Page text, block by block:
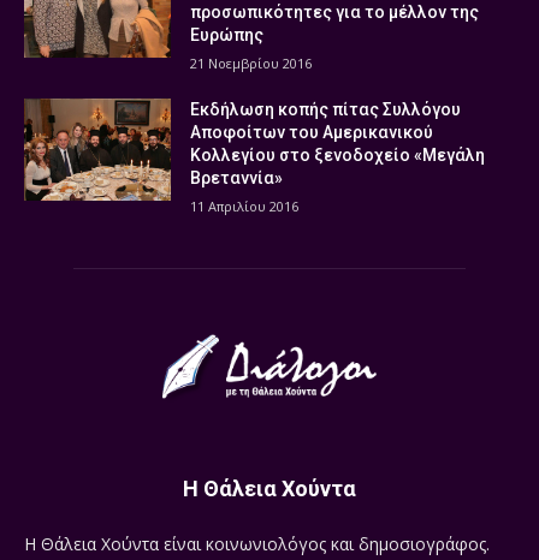
προσωπικότητες για το μέλλον της
Ευρώπης
21 Νοεμβρίου 2016
Εκδήλωση κοπής πίτας Συλλόγου
Αποφοίτων του Αμερικανικού
Κολλεγίου στο ξενοδοχείο «Μεγάλη
Βρεταννία»
11 Απριλίου 2016
Η Θάλεια Χούντα
Η Θάλεια Χούντα είναι κοινωνιολόγος και δημοσιογράφος.